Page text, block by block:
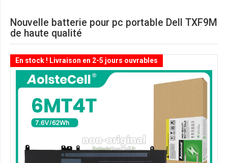
Nouvelle batterie pour pc portable Dell TXF9M
de haute qualité
En stock ! Livraison en 2-5 jours ouvrables